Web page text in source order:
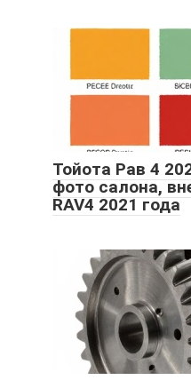
Тойота Рав 4
фото салона,
RAV4 2021 года